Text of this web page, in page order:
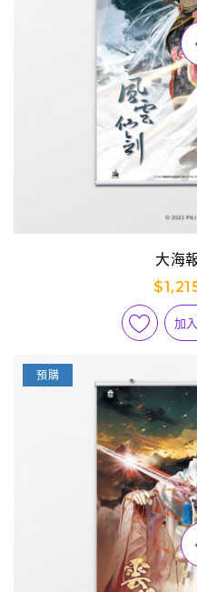
大海
加
預購